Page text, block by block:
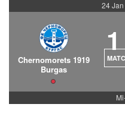
24
Chernomorets 1919
Burgas
1